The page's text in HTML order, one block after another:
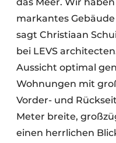
markantes
sagt Christiaan
bei LEVS
Aussicht optimal
Wohnungen mit
Vorder- und
Meter breite,
einen herrlichen